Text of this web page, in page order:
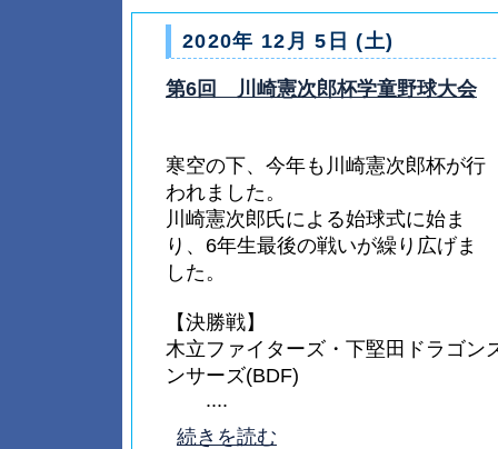
2020年 12月 5日 (土)
第6回 川崎憲次郎杯学童野球大会
寒空の下、今年も川崎憲次郎杯が行
われました。
川崎憲次郎氏による始球式に始ま
り、6年生最後の戦いが繰り広げま
した。
【決勝戦】
木立ファイターズ・下堅田ドラゴン
ンサーズ(BDF)
....
続きを読む